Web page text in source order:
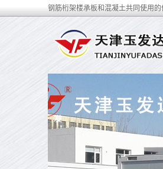
钢筋桁架楼承板和混凝土共同使用